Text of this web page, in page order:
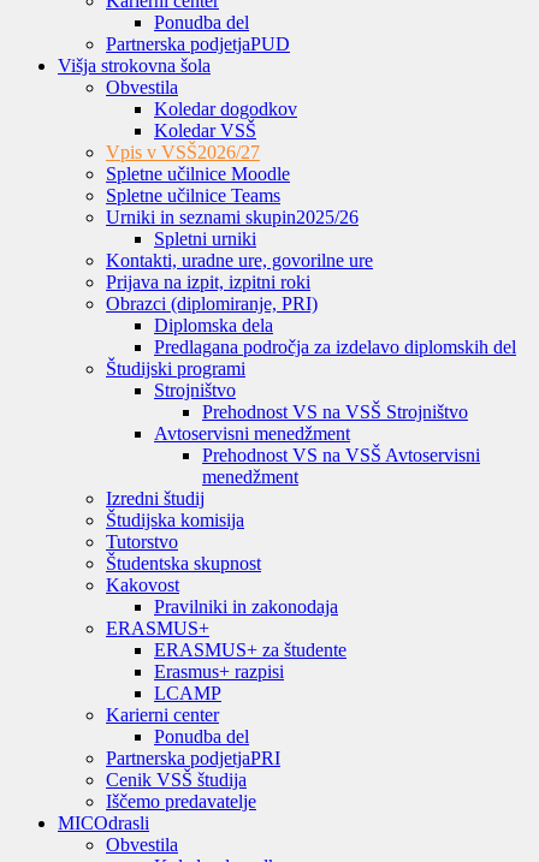
Ponudba del
Partnerska podjetjaPUD
Višja strokovna šola
Obvestila
Koledar dogodkov
Koledar VSŠ
Vpis v VSŠ2026/27
Spletne učilnice Moodle
Spletne učilnice Teams
Urniki in seznami skupin2025/26
Spletni urniki
Kontakti, uradne ure, govorilne ure
Prijava na izpit, izpitni roki
Obrazci (diplomiranje, PRI)
Diplomska dela
Predlagana področja za izdelavo diplomskih del
Študijski programi
Strojništvo
Prehodnost VS na VSŠ Strojništvo
Avtoservisni menedžment
Prehodnost VS na VSŠ Avtoservisni
menedžment
Izredni študij
Študijska komisija
Tutorstvo
Študentska skupnost
Kakovost
Pravilniki in zakonodaja
ERASMUS+
ERASMUS+ za študente
Erasmus+ razpisi
LCAMP
Karierni center
Ponudba del
Partnerska podjetjaPRI
Cenik VSŠ študija
Iščemo predavatelje
MICOdrasli
Obvestila